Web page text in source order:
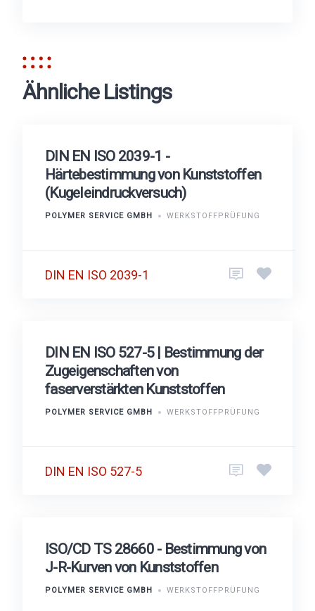
Ähnliche Listings
DIN EN ISO 2039-1 -
Härtebestimmung von Kunststoffen
(Kugeleindruckversuch)
POLYMER SERVICE GMBH WERKSTOFFPRÜFUNG
DIN EN ISO 2039-1
DIN EN ISO 527-5 | Bestimmung der
Zugeigenschaften von
faserverstärkten Kunststoffen
POLYMER SERVICE GMBH WERKSTOFFPRÜFUNG
DIN EN ISO 527-5
ISO/CD TS 28660 - Bestimmung von
J-R-Kurven von Kunststoffen
POLYMER SERVICE GMBH WERKSTOFFPRÜFUNG